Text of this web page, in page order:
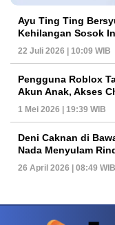
Ayu Ting Ting
Kehilangan Sosok
22 Juli 2026 | 10:09 WIB
Pengguna Roblox
Akun Anak, Akses
1 Mei 2026 | 19:39 WIB
Deni Caknan di
Nada Menyulam
26 April 2026 | 08:49 WIB